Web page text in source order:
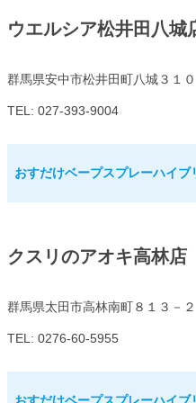
ウエルシア松井田八城
群馬県安中市松井田町八城３１
TEL: 027-393-9004
おすだけベープスプレーハイ
クスリのアオキ高林店
群馬県太田市高林南町８１３－２
TEL: 0276-60-5955